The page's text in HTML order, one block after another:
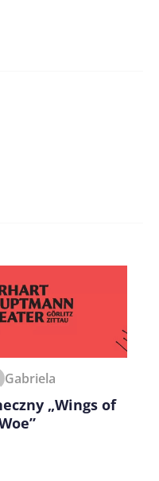
Gabriela
„Wings of